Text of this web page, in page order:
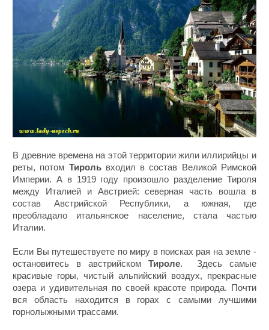
В древние времена на этой территории жили иллирийцы и
реты, потом Тирольвходил в состав Великой Римской
Империи. А в 1919 году произошло разделение Тироля
между Италией и Австрией: северная часть вошла в
состав Австрийской Республики, а южная, где
преобладало итальянское население, стала частью
Италии.
Если Вы путешествуете по миру в поисках рая на земле -
остановитесь в австрийском Тироле. Здесь самые
красивые горы, чистый альпийский воздух, прекрасные
озера и удивительная по своей красоте природа. Почти
вся область находится в горах с самыми лучшими
горнолыжными трассами.